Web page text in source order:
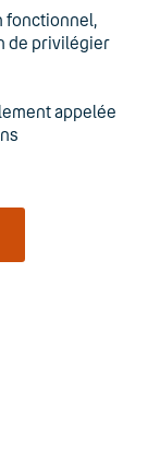
fonctionnel,
de privilégier
appelée